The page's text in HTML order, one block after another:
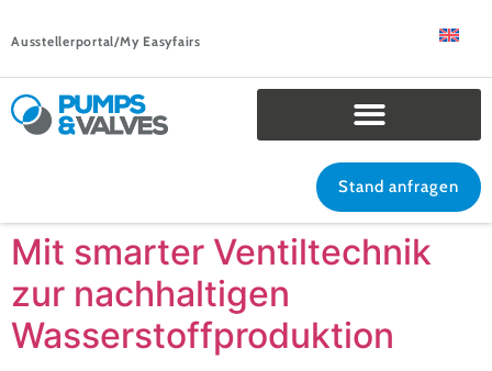
Ausstellerportal/My Easyfairs
Stand anfragen
Mit smarter Ventiltechnik
zur nachhaltigen
Wasserstoffproduktion